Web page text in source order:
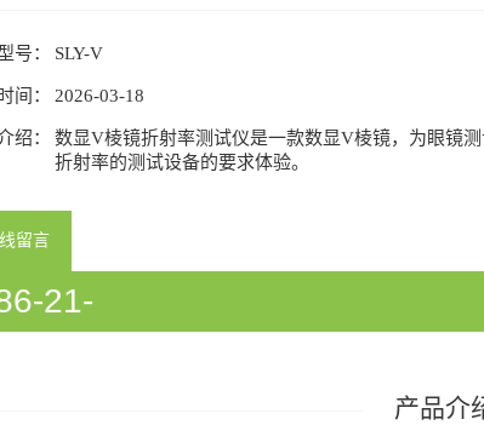
号： SLY-V
间： 2026-03-18
绍：
数显V棱镜折射率测试仪是一款数显V棱镜，为眼镜
折射率的测试设备的要求体验。
留言
21-
产品介